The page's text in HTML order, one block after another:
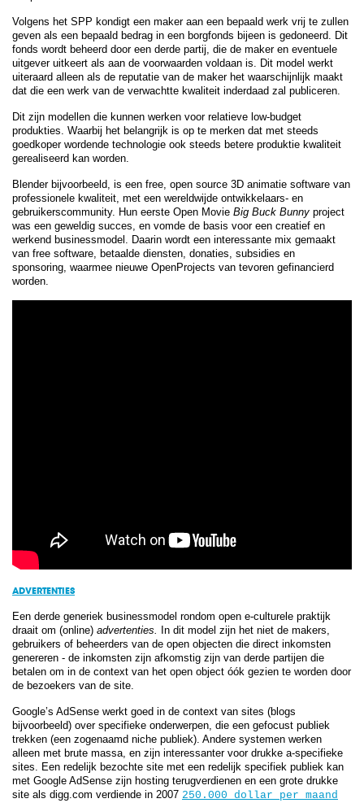
Volgens het SPP kondigt een maker aan een bepaald werk vrij te zullen
geven als een bepaald bedrag in een borgfonds bijeen is gedoneerd. Dit
fonds wordt beheerd door een derde partij, die de maker en eventuele
uitgever uitkeert als aan de voorwaarden voldaan is. Dit model werkt
uiteraard alleen als de reputatie van de maker het waarschijnlijk maakt
dat die een werk van de verwachtte kwaliteit inderdaad zal publiceren.
Dit zijn modellen die kunnen werken voor relatieve low-budget
produkties. Waarbij het belangrijk is op te merken dat met steeds
goedkoper wordende technologie ook steeds betere produktie kwaliteit
gerealiseerd kan worden.
Blender bijvoorbeeld, is een free, open source 3D animatie software van
professionele kwaliteit, met een wereldwijde ontwikkelaars- en
gebruikerscommunity. Hun eerste Open Movie Big Buck Bunny project
was een geweldig succes, en vomde de basis voor een creatief en
werkend businessmodel. Daarin wordt een interessante mix gemaakt
van free software, betaalde diensten, donaties, subsidies en
sponsoring, waarmee nieuwe OpenProjects van tevoren gefinancierd
worden.
ADVERTENTIES
Een derde generiek businessmodel rondom open e-culturele praktijk
draait om (online) advertenties.
In dit model zijn het niet de makers,
gebruikers of beheerders van de open objecten die direct inkomsten
genereren - de inkomsten zijn afkomstig zijn van derde partijen die
betalen om in de context van het open object óók gezien te worden door
de bezoekers van de site.
Google’s AdSense werkt goed in de context van sites (blogs
bijvoorbeeld) over specifieke onderwerpen, die een gefocust publiek
trekken (een zogenaamd niche publiek). Andere systemen werken
alleen met brute massa, en zijn interessanter voor drukke a-specifieke
sites. Een redelijk bezochte site met een redelijk specifiek publiek kan
met Google AdSense zijn hosting terugverdienen en een grote drukke
site als digg.com verdiende in 2007 250.000 dollar per maand